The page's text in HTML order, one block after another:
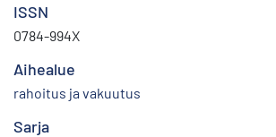
ISSN
0784-994X
Aihealue
rahoitus ja vakuutus
Sarja